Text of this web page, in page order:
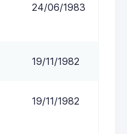
24/06/1983
19/11/1982
19/11/1982